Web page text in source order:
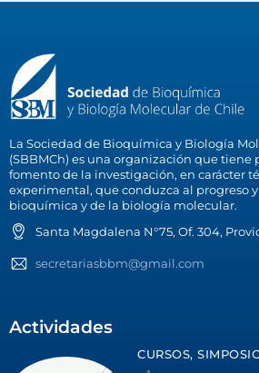
La Sociedad de Bioquímica y Biología
(SBBMCh) es una organización que tiene
fomento de la investigación, en carácter
experimental, que conduzca al progreso
bioquímica y de la biología molecular.
Santa Magdalena N°75, Of. 304,
secretariasbbm@gmail.com
Actividades
CURSOS,